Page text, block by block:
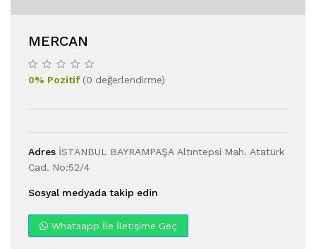
MERCAN
0% Pozitif(0 değerlendirme)
Adres İSTANBUL BAYRAMPAŞA Altıntepsi Mah. Atatürk
Cad. No:52/4
Sosyal medyada takip edin
Whatsapp İle İletişime Geç